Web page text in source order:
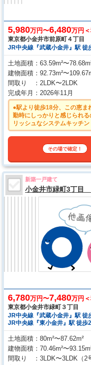
5,980万円〜6,480万円
東京都小金井市前原町４丁目
JR中央線『武蔵小金井』駅 徒
土地面積
63.59m²〜
建物面積
92.73m²〜
間取り
2LDK〜2LDK
完成年月
2026年11月
●駅より徒歩18分、この恵ま
勤時にしっかりと感じられるのではな
リッシュなシステムキッチ
問者がひと目で分かります
お問合せ下さいませ。
その場で確定！
新築一戸建て
小金井市緑町3丁
6,780万円〜7,480万円
東京都小金井市緑町３丁目
JR中央線『武蔵小金井』駅 徒
JR中央線『東小金井』駅 徒歩
土地面積
80m²〜87.62m²
建物面積
70.46m²〜
間取り
3LDK〜3LDK （